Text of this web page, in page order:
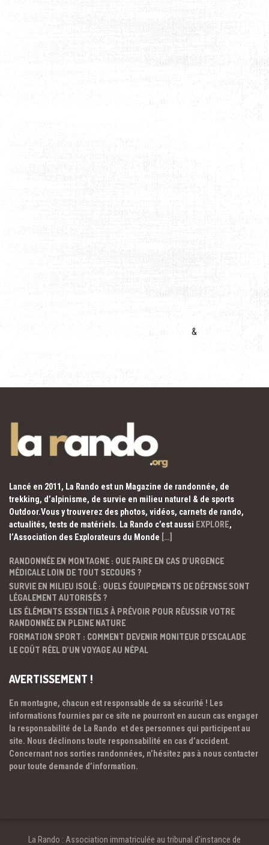
&
Lancé en 2011, La Rando est un Magazine de randonnée, de
trekking, d’alpinisme, de survie en milieu naturel & de sports
Outdoor.Vous y trouverez des photos, vidéos, carnets de rando,
actualités, tests de matériels. La Rando c’est aussi EXPLORE,
l’Association des Explorateurs du Monde […]
RANDONNÉE EN MONTAGNE : QUE FAIRE EN CAS D’URGENCE
MÉDICALE LOIN DE TOUT SECOURS ?
SURVIE EN MILIEU ISOLÉ : QUELS ÉQUIPEMENTS DE DÉFENSE SONT
LÉGALEMENT AUTORISÉS ?
LES ÉLÉMENTS ESSENTIELS À PRÉVOIR POUR RÉUSSIR VOTRE
RANDONNÉE EN PLEINE NATURE
FORMATION SPORT : COMMENT DEVENIR MONITEUR D’ESCALADE
LE COÛT RÉEL D’UN VOYAGE AU NÉPAL
AVERTISSEMENT !
En montagne, chacun est responsable de sa sécurité ! Les
informations fournies par ce site ne pourront en aucun cas engager
la responsabilité de La Rando et des personnes qui participent au
site. Nous déclinons toute responsabilité en cas d’accident.
Concernant nos sorties randonnées, n’hésitez pas à nous contacter
pour toute demande d’information.
La Rando : Association immatriculée au tribunal d’instance de